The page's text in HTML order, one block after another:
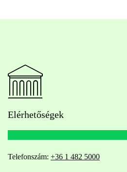
Elérhetőségek
Telefonszám: +36 1 482 5000